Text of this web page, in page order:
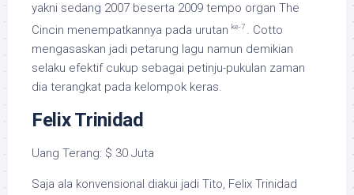
yakni sedang 2007 beserta 2009 tempo organ The
Cincin menempatkannya pada urutan ke-7 . Cotto
mengasaskan jadi petarung lagu namun demikian
selaku efektif cukup sebagai petinju-pukulan zaman
dia terangkat pada kelompok keras.
Felix Trinidad
Uang Terang: $ 30 Juta
Saja ala konvensional diakui jadi Tito, Felix Trinidad